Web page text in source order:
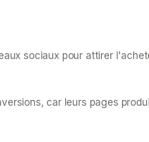
sociaux pour attirer
car leurs pages